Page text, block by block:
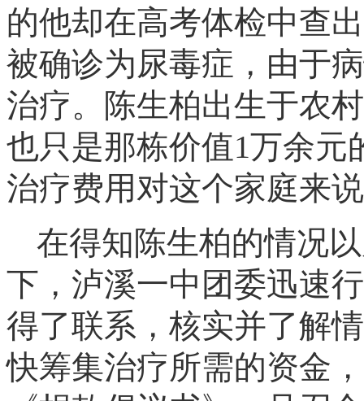
的他却在高考体检中查
被确诊为尿毒症，由于
治疗。 陈生柏出生于农
也只是那栋价值1万余元
治疗费用对这个家庭来
在得知陈生柏的情况
下，泸溪一中团委迅速
得了联系，核实并了解
快筹集治疗所需的资金